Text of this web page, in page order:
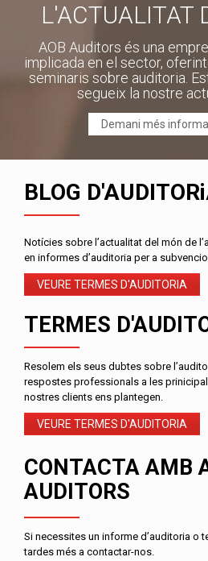
L'ACTUALITAT
AOB Auditors és una
implicada en el sector,
seminaris sobre auditoria.
segueix la nostre
Demani més
BLOG
Notícies sobre l’actualitat del món de
en informes d’auditoria per a
VEURE TERMES D'AUDITORIA
TERMES
Resolem els seus dubtes sobre
respostes professionals a les
nostres clients ens plantegen.
VEURE TERMES D'AUDITORIA
CONTACTA AMB
AUDITORS
Si necessites un informe d’auditoria o
tardes més a contactar-nos.